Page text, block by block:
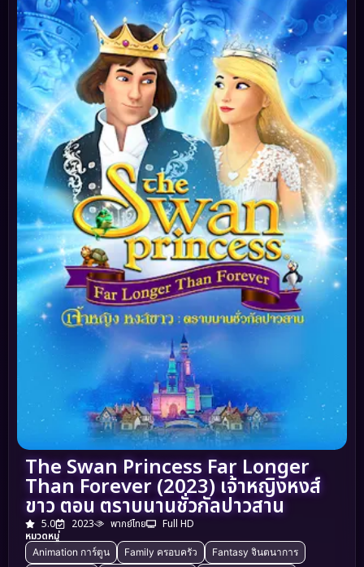
The Swan Princess Far Longer
Than Forever (2023) เจ้าหญิงหงส์
ขาว ตอน ตราบนานชั่วกัลปาวสาน
5.0 2023 พากย์ไทย
Full HD
หมวดหมู่
Animation การ์ตูน Family ครอบครัว
Fantasy จินตนาการ